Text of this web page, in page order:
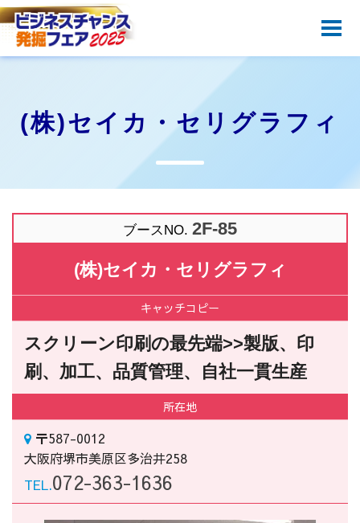
ＨＯＭＥ
開催概要
併催イベント
会場アクセス
お問い合わせ
(株)セイカ・セリグラフィ
ブースNO. 2F-85
(株)セイカ・セリグラフィ
キャッチコピー
スクリーン印刷の最先端>>製版、印
刷、加工、品質管理、自社一貫生産
所在地
〒587-0012
大阪府堺市美原区多治井258
TEL.072-363-1636